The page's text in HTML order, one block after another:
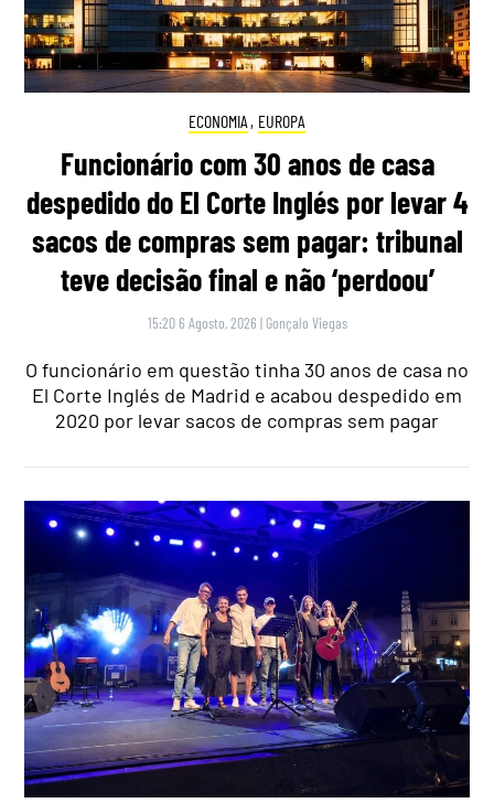
ECONOMIA , EUROPA
Funcionário com 30 anos de casa
despedido do El Corte Inglés por levar 4
sacos de compras sem pagar: tribunal
teve decisão final e não ‘perdoou’
15:20 6 Agosto, 2026 | Gonçalo Viegas
O funcionário em questão tinha 30 anos de casa no
El Corte Inglés de Madrid e acabou despedido em
2020 por levar sacos de compras sem pagar